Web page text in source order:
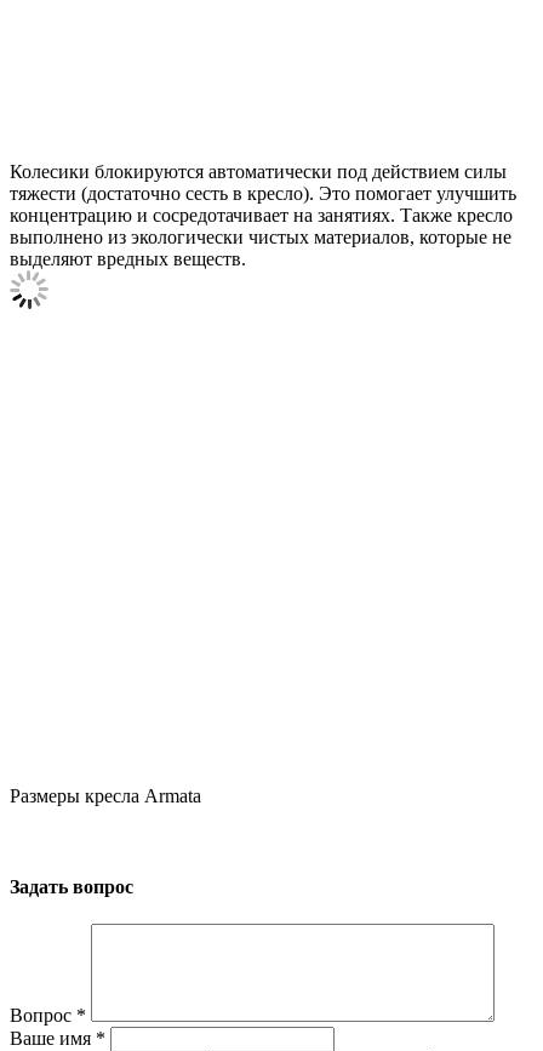
Колесики блокируются автоматически под действием силы
тяжести (достаточно сесть в кресло). Это помогает улучшить
концентрацию и сосредотачивает на занятиях. Также кресло
выполнено из экологически чистых материалов, которые не
выделяют вредных веществ.
Размеры кресла Armata
Задать вопрос
Вопрос *
Ваше имя *